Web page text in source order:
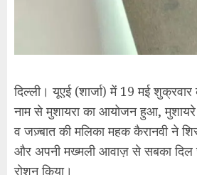
दिल्ली। यूएई (शार्जा) में 19 मई
नाम से मुशायरा का आयोजन हुआ, मुशायरे
व जज़्बात की मलिका महक कैरानवी ने
और अपनी मख्मली आवाज़ से सबका दिल
रोशन किया।